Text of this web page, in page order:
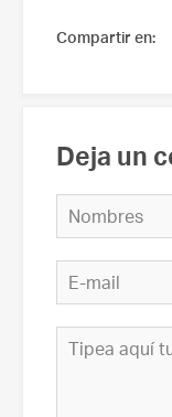
Compartir en:
Deja un